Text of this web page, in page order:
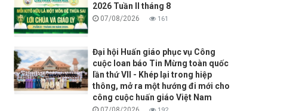
2026 Tuần II tháng 8
07/08/2026 161
Đại hội Huấn giáo phục vụ Công
cuộc loan báo Tin Mừng toàn quốc
lần thứ VII - Khép lại trong hiệp
thông, mở ra một hướng đi mới cho
công cuộc huấn giáo Việt Nam